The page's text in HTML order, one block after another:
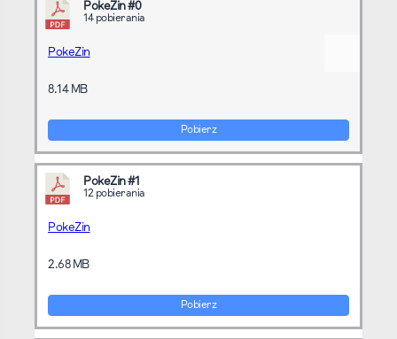
PokeZin #0
14 pobierania
PokeZin
8.14 MB
Pobierz
PokeZin #1
12 pobierania
PokeZin
2.68 MB
Pobierz